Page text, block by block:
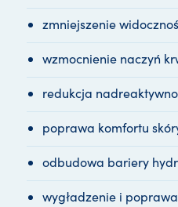
I
O
S
A
C
E
zmniejszenie
wzmocnienie naczyń
redukcja
poprawa komfortu
odbudowa bariery
wygładzenie i